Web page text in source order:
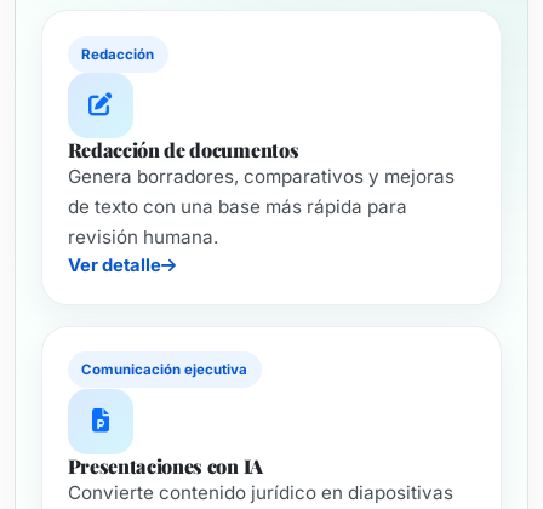
Redacción
Redacción de documentos
Genera borradores, comparativos y mejoras
de texto con una base más rápida para
revisión humana.
Ver detalle
Comunicación ejecutiva
Presentaciones con IA
Convierte contenido jurídico en diapositivas